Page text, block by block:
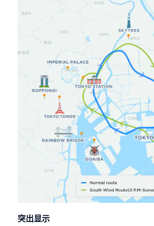
突出显示